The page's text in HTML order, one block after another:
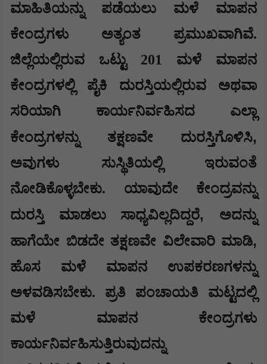
ಮಾಹಿತಿಯನ್ನು ಪಡೆಯಲು ಮಳೆ ಮಾಪನ
ಕೇಂದ್ರಗಳು ಅತ್ಯಂತ ಪ್ರಮುಖವಾಗಿವೆ.
ಜಿಲ್ಲೆಯಲ್ಲಿರುವ ಒಟ್ಟು 201 ಮಳೆ ಮಾಪನ
ಕೇಂದ್ರಗಳಲ್ಲಿ ಪೈಕಿ ದುರಸ್ತಿಯಲ್ಲಿರುವ ಅಥವಾ
ಸರಿಯಾಗಿ ಕಾರ್ಯನಿರ್ವಹಿಸದ ಎಲ್ಲಾ
ಕೇಂದ್ರಗಳನ್ನು ತಕ್ಷಣವೇ ದುರಸ್ತಿಗೊಳಿಸಿ,
ಅವುಗಳು ಸುಸ್ಥಿತಿಯಲ್ಲಿ ಇರುವಂತೆ
ನೋಡಿಕೊಳ್ಳಬೇಕು. ಯಾವುದೇ ಕೇಂದ್ರವನ್ನು
ದುರಸ್ತಿ ಮಾಡಲು ಸಾಧ್ಯವಿಲ್ಲದಿದ್ದರೆ, ಅದನ್ನು
ಹಾಗೆಯೇ ಬಿಡದೇ ತಕ್ಷಣವೇ ವಿಲೇವಾರಿ ಮಾಡಿ,
ಹೊಸ ಮಳೆ ಮಾಪನ ಉಪಕರಣಗಳನ್ನು
ಅಳವಡಿಸಬೇಕು. ಪ್ರತಿ ಪಂಚಾಯತಿ ಮಟ್ಟದಲ್ಲಿ
ಮಳೆ ಮಾಪನ ಕೇಂದ್ರಗಳು
ಕಾರ್ಯನಿರ್ವಹಿಸುತ್ತಿರುವುದನ್ನು